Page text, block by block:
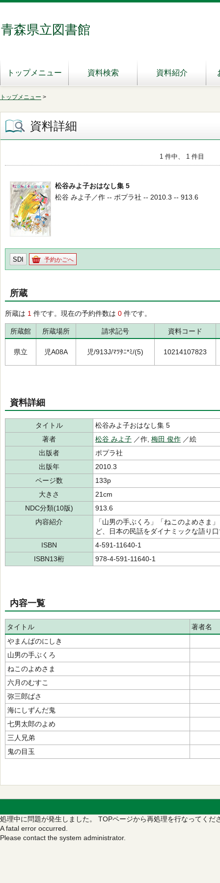
青森県立図書館
トップメニュー 資料検索 資料紹介
トップメニュー >
資料詳細
1 件中、 1 件目
松谷みよ子おはなし集 5
松谷 みよ子／作 -- ポプラ社 -- 2010.3 -- 913.6
SDI 予約かごへ
所蔵
所蔵は 1 件です。現在の予約件数は 0 件です。
所蔵館 所蔵場所 請求記号 資料コード
県立 児A08A 児/913J/ﾏﾂﾀﾆ*ﾐ/(5) 10214107823
資料詳細
タイトル
松谷みよ子おはなし集 5
著者
松谷 みよ子 ／作, 梅田 俊作 ／絵
出版者
ポプラ社
出版年
2010.3
ページ数
133p
大きさ
21cm
NDC分類(10版)
913.6
内容紹介
「山男の手ぶくろ」「ねこのよめさま
ど、日本の民話をダイナミックな語り
ISBN
4-591-11640-1
ISBN13桁
978-4-591-11640-1
内容一覧
タイトル
著者名
やまんばのにしき
山男の手ぶくろ
ねこのよめさま
六月のむすこ
弥三郎ばさ
海にしずんだ鬼
七男太郎のよめ
三人兄弟
鬼の目玉
処理中に問題が発生しました。 TOPページから再処理を行なってくだ
A fatal error occurred.
Please contact the system administrator.